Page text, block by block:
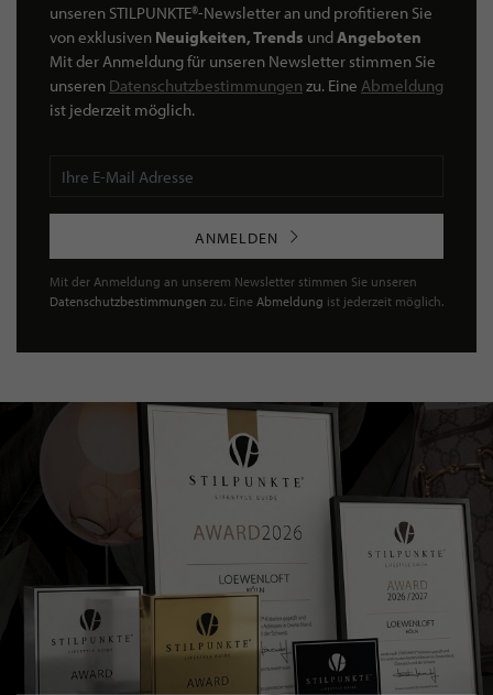
unseren STILPUNKTE®-Newsletter an und profitieren Sie
von exklusiven Neuigkeiten, Trends undAngeboten
Mit der Anmeldung für unseren Newsletter stimmen Sie
unseren Datenschutzbestimmungen zu. Eine Abmeldung
ist jederzeit möglich.
ANMELDEN
Mit der Anmeldung an unserem Newsletter stimmen Sie unseren
Datenschutzbestimmungen zu. Eine Abmeldung ist jederzeit möglich.